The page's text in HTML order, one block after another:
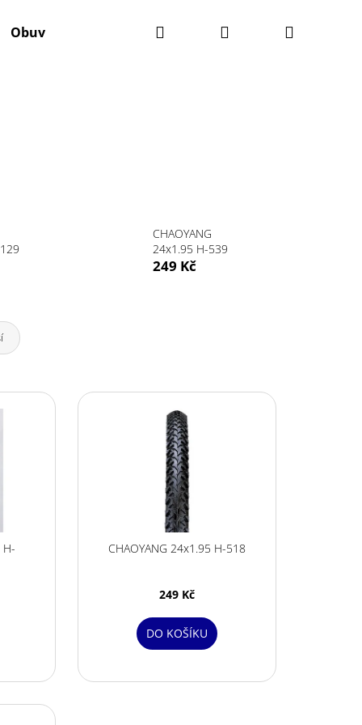
Obuv Výživa Údržba kola
Hledat PřihlášeníNákupní
CHAOYANG
24x1.95 H-539
249 Kč
H- CHAOYANG 24x1.95 H-518
249 Kč
DO KOŠÍKU